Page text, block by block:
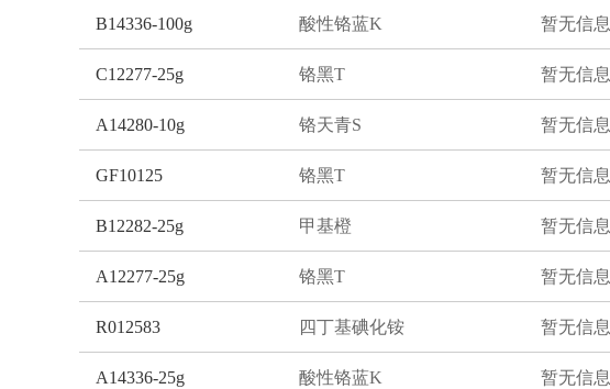
B14336-100g 酸性铬蓝K 暂无信息
C12277-25g 铬黑T 暂无信息
A14280-10g 铬天青S 暂无信息
GF10125 铬黑T 暂无信息
B12282-25g 甲基橙 暂无信息
A12277-25g 铬黑T 暂无信息
R012583 四丁基碘化铵 暂无信息
A14336-25g 酸性铬蓝K 暂无信息